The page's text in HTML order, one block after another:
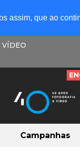
assim, que ao
VÍDEO
Campanhas